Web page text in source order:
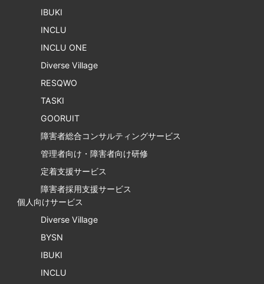
IBUKI
INCLU
INCLU ONE
Diverse Village
RESQWO
TASKI
GOORUIT
障害者総合コンサルティングサービス
管理者向け・障害者向け研修
定着支援サービス
障害者採用支援サービス
個人向けサービス
Diverse Village
BYSN
IBUKI
INCLU